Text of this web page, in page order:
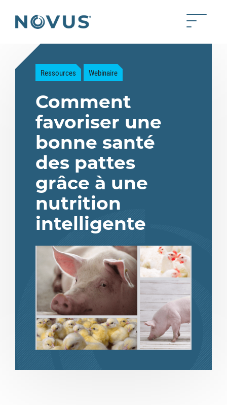
Back to home Toggle
Ressources Webinaire
Comment
favoriser une
bonne santé
des pattes
grâce à une
nutrition
intelligente